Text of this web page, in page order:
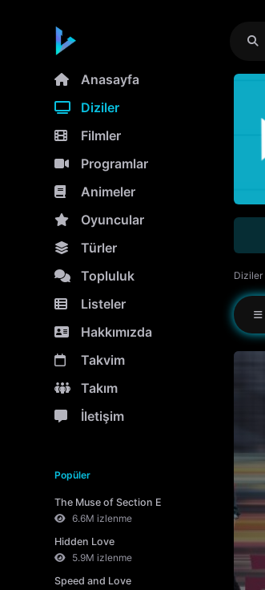
Anasayfa
Diziler
Filmler
Programlar
Animeler
Oyuncular
Türler
Topluluk
Listeler
Hakkımızda
Takvim
Takım
İletişim
Popüler
The Muse of Section E
6.6M izlenme
Hidden Love
5.9M izlenme
Speed and Love
Diziler